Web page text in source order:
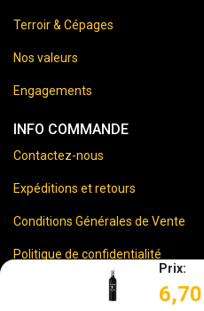
Prix:
6,70
Terroir & Cépages
Nos valeurs
Engagements
INFO COMMANDE
Contactez-nous
Expéditions et retours
Conditions Générales de Vente
Politique de confidentialité
Mentions Légales